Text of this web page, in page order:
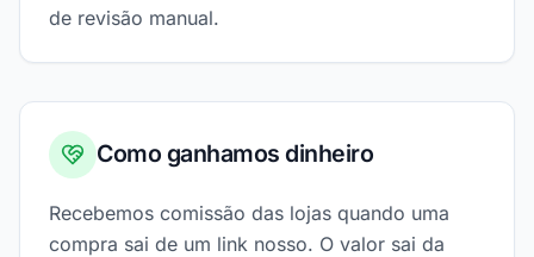
de revisão manual.
Como ganhamos dinheiro
Recebemos comissão das lojas quando uma
compra sai de um link nosso. O valor sai da